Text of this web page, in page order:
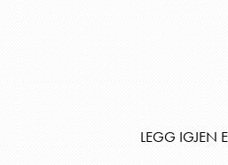
LEGG IGJEN